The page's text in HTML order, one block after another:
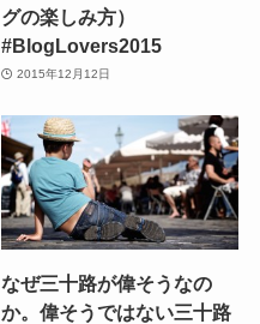
グの楽しみ方）
#BlogLovers2015
2015年12月12日
なぜ三十路が偉そうなの
か。偉そうではない三十路